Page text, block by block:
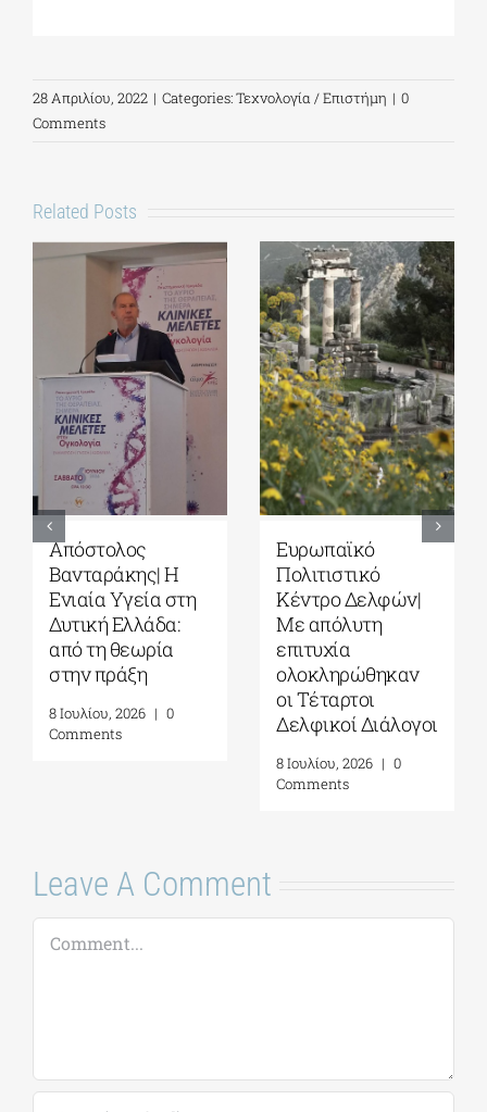
28 Απριλίου, 2022 | Categories:Τεχνολογία / Επιστήμη | 0
Comments
Related Posts
Απόστολος
Βανταράκης| Η
Ενιαία Υγεία στη
Δυτική Ελλάδα:
από τη θεωρία
στην πράξη
8 Ιουλίου, 2026 | 0
Comments
Ευρωπαϊκό
Πολιτιστικό
Κέντρο Δελφών|
Με απόλυτη
επιτυχία
ολοκληρώθηκαν
οι Τέταρτοι
Δελφικοί Διάλογοι
8 Ιουλίου, 2026 | 0
Comments
Leave A Comment
Comment